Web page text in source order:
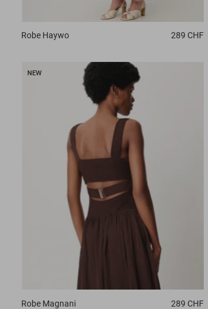
Robe Haywo 289 CHF
NEW
Robe Magnani 289 CHF